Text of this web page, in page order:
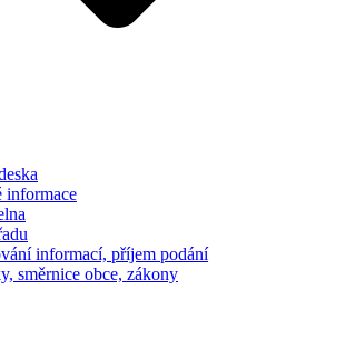
informace
informací, příjem podání
směrnice obce, zákony